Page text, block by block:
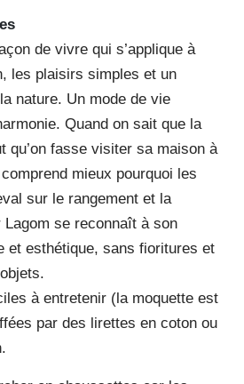
de vivre qui s’applique à
les plaisirs simples et un
nature. Un mode de vie
Quand on sait que la
qu’on fasse visiter sa maison à
mieux pourquoi les
sur le rangement et la
se reconnaît à son
et esthétique, sans fioritures et
à entretenir (la moquette est
par des lirettes en coton ou